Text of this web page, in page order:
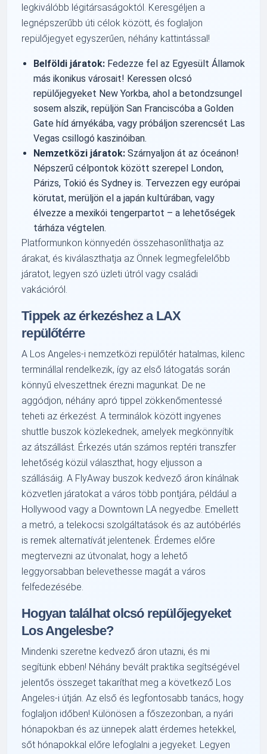
legkiválóbb légitársaságoktól. Keresgéljen a
legnépszerűbb úti célok között, és foglaljon
repülőjegyet egyszerűen, néhány kattintással!
Belföldi járatok: Fedezze fel az Egyesült Államok
más ikonikus városait! Keressen olcsó
repülőjegyeket New Yorkba, ahol a betondzsungel
sosem alszik, repüljön San Franciscóba a Golden
Gate híd árnyékába, vagy próbáljon szerencsét Las
Vegas csillogó kaszinóiban.
Nemzetközi járatok: Szárnyaljon át az óceánon!
Népszerű célpontok között szerepel London,
Párizs, Tokió és Sydney is. Tervezzen egy európai
körutat, merüljön el a japán kultúrában, vagy
élvezze a mexikói tengerpartot – a lehetőségek
tárháza végtelen.
Platformunkon könnyedén összehasonlíthatja az
árakat, és kiválaszthatja az Önnek legmegfelelőbb
járatot, legyen szó üzleti útról vagy családi
vakációról.
Tippek az érkezéshez a LAX
repülőtérre
A Los Angeles-i nemzetközi repülőtér hatalmas, kilenc
terminállal rendelkezik, így az első látogatás során
könnyű elveszettnek érezni magunkat. De ne
aggódjon, néhány apró tippel zökkenőmentessé
teheti az érkezést. A terminálok között ingyenes
shuttle buszok közlekednek, amelyek megkönnyítik
az átszállást. Érkezés után számos reptéri transzfer
lehetőség közül választhat, hogy eljusson a
szállásáig. A FlyAway buszok kedvező áron kínálnak
közvetlen járatokat a város több pontjára, például a
Hollywood vagy a Downtown LA negyedbe. Emellett
a metró, a telekocsi szolgáltatások és az autóbérlés
is remek alternatívát jelentenek. Érdemes előre
megtervezni az útvonalat, hogy a lehető
leggyorsabban belevethesse magát a város
felfedezésébe.
Hogyan találhat olcsó repülőjegyeket
Los Angelesbe?
Mindenki szeretne kedvező áron utazni, és mi
segítünk ebben! Néhány bevált praktika segítségével
jelentős összeget takaríthat meg a következő Los
Angeles-i útján. Az első és legfontosabb tanács, hogy
foglaljon időben! Különösen a főszezonban, a nyári
hónapokban és az ünnepek alatt érdemes hetekkel,
sőt hónapokkal előre lefoglalni a jegyeket. Legyen